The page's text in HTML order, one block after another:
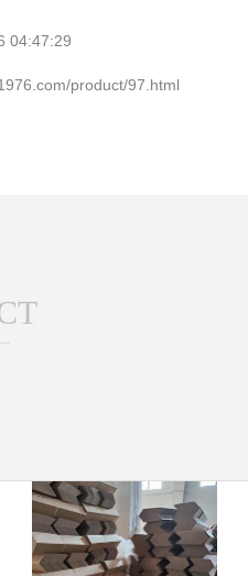
04:47:29
product/97.html